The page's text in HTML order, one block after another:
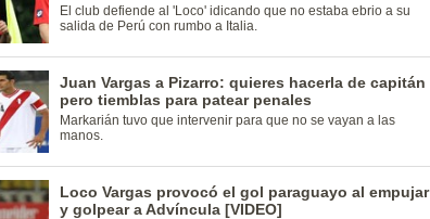
El club defiende al 'Loco' idicando que no estaba ebrio a su
salida de Perú con rumbo a Italia.
Juan Vargas a Pizarro: quieres hacerla de capitán
pero tiemblas para patear penales
Markarián tuvo que intervenir para que no se vayan a las
manos.
Loco Vargas provocó el gol paraguayo al empujar
y golpear a Advíncula [VIDEO]